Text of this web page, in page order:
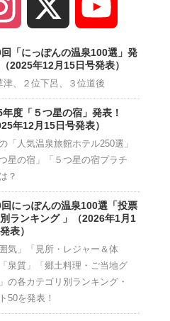
Instagram
Channel
「にっぽんの温泉100選」発
2025年12月15日号発表）
津、２位下呂、３位道後
度「５つ星の宿」発表！
年12月15日号発表）
「人気温泉旅館ホテル250選」
つ星の宿」「５つ星の宿プラチ
？
にっぽんの温泉100選「投票
ランキング 」（2026年1月1
表）
囲気」「見所・レジャー＆体
泉質」「郷土料理・ご当地グ
の各カテゴリ別ランキング・
50を発表！